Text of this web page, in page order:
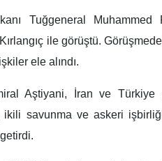
Tuğgeneral Muhammed
ile görüştü.
ele alındı.
Aştiyani, İran ve Türkiye
ikili savunma ve askeri
getirdi.